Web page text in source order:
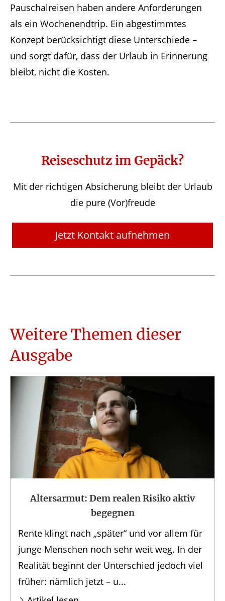
Pauschalreisen haben andere Anforderungen
als ein Wochenendtrip. Ein abgestimmtes
Konzept berücksichtigt diese Unterschiede –
und sorgt dafür, dass der Urlaub in Erinnerung
bleibt, nicht die Kosten.
Reiseschutz im Gepäck?
Mit der richtigen Absicherung bleibt der Urlaub
die pure (Vor)freude
Jetzt Kontakt aufnehmen
Weitere Themen dieser
Ausgabe
Altersarmut: Dem realen Risiko aktiv
begegnen
Rente klingt nach „später“ und vor allem für
junge Menschen noch sehr weit weg. In der
Realität beginnt der Unterschied jedoch viel
früher: nämlich jetzt – u...